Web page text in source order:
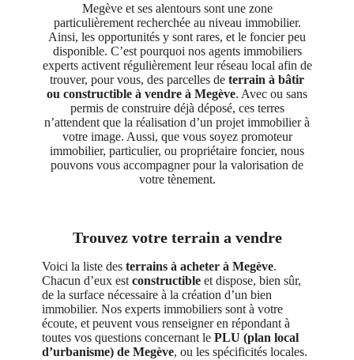
Megève et ses alentours sont une zone
particulièrement recherchée au niveau immobilier.
Ainsi, les opportunités y sont rares, et le foncier peu
disponible. C’est pourquoi nos agents immobiliers
experts activent régulièrement leur réseau local afin de
trouver, pour vous, des parcelles de terrain à bâtir
ou constructible à vendre à Megève. Avec ou sans
permis de construire déjà déposé, ces terres
n’attendent que la réalisation d’un projet immobilier à
votre image. Aussi, que vous soyez promoteur
immobilier, particulier, ou propriétaire foncier, nous
pouvons vous accompagner pour la valorisation de
votre tènement.
Trouvez votre terrain a vendre
Voici la liste des terrains à acheter à Megève.
Chacun d’eux est constructible et dispose, bien sûr,
de la surface nécessaire à la création d’un bien
immobilier. Nos experts immobiliers sont à votre
écoute, et peuvent vous renseigner en répondant à
toutes vos questions concernant le PLU (plan local
d’urbanisme) de Megève, ou les spécificités locales.